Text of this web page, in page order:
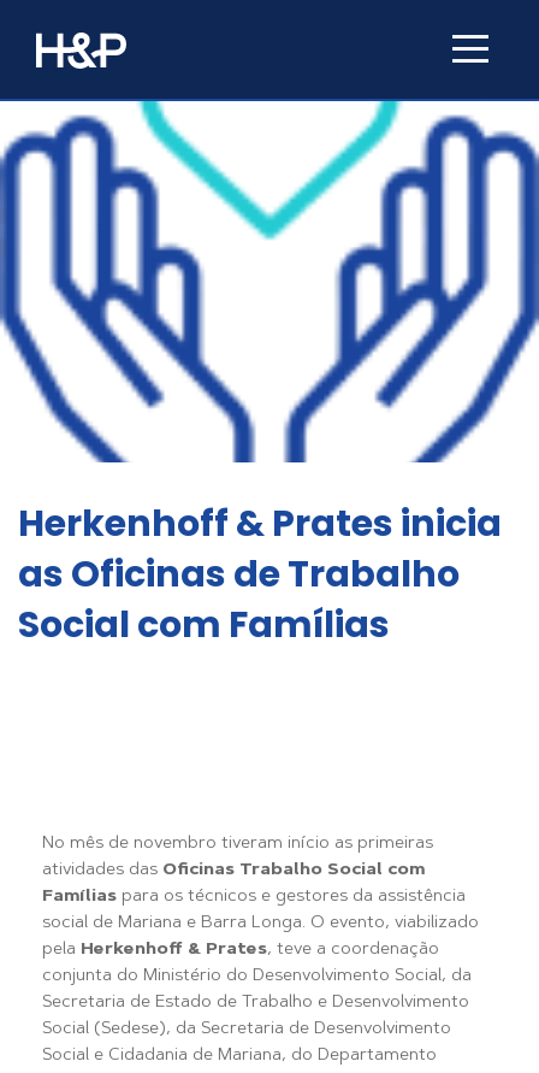
Herkenhoff & Prates inicia
as Oficinas de Trabalho
Social com Famílias
No mês de novembro tiveram início as primeiras
atividades das Oficinas Trabalho Social com
Famílias para os técnicos e gestores da assistência
social de Mariana e Barra Longa. O evento, viabilizado
pela Herkenhoff & Prates, teve a coordenação
conjunta do Ministério do Desenvolvimento Social, da
Secretaria de Estado de Trabalho e Desenvolvimento
Social (Sedese), da Secretaria de Desenvolvimento
Social e Cidadania de Mariana, do Departamento